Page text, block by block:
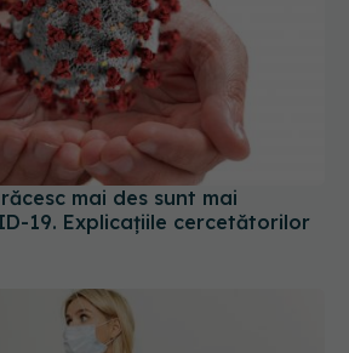
mai des sunt mai
19. Explicațiile cercetătorilor